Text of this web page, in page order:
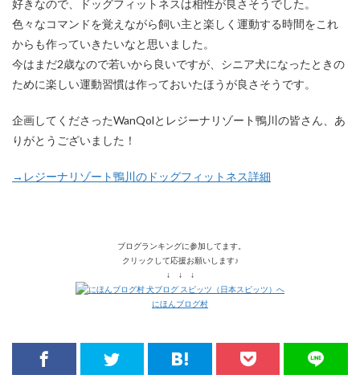
好きなので、ドッグフィットネスは相性が良さそうでした。
色々なコマンドを覚えながら飼い主と楽しく運動する時間をこれ
からも作っていきたいなと思いました。
今はまだ2歳なので若いから良いですが、シニア犬になったときの
ために楽しい運動習慣は作っておいたほうが良さそうです。
企画してくださったWanQolとレジーナリゾート鴨川の皆さん、あ
りがとうございました！
→レジーナリゾート鴨川のドッグフィットネス詳細
ブログランキングに参加してます。
クリックして応援お願いします♪
↓ ↓ ↓
にほんブログ村